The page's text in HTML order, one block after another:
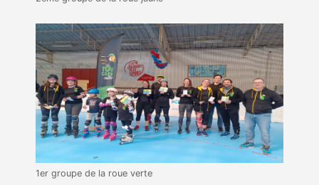
1er groupe de la roue verte